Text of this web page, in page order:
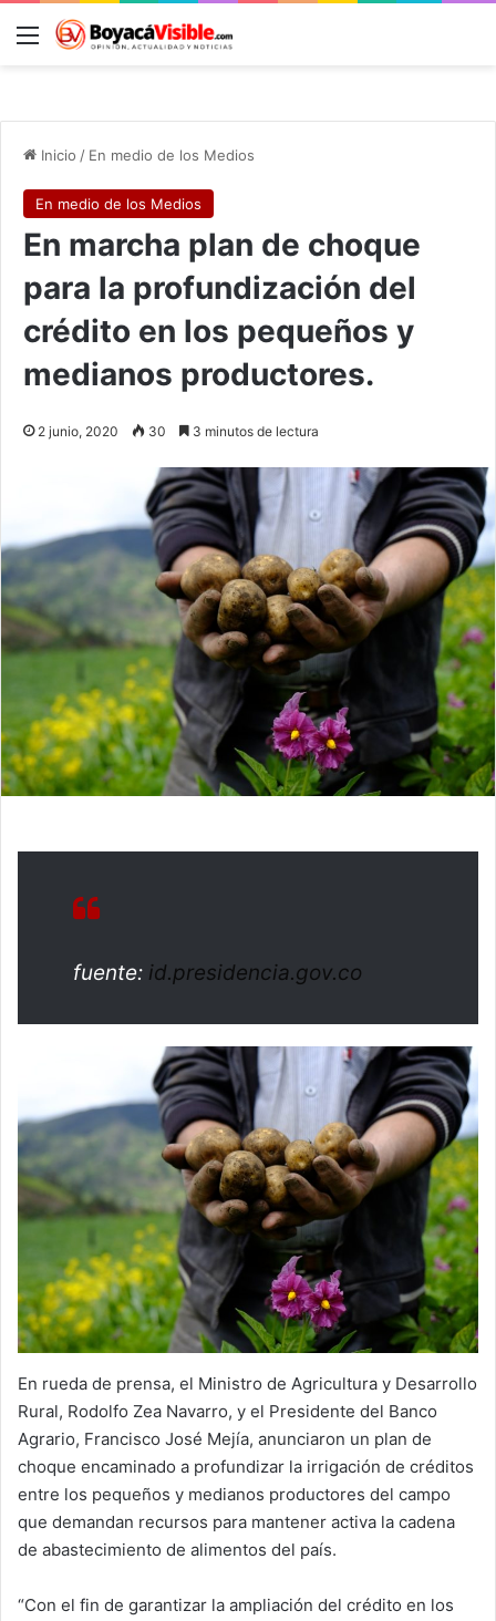
Menú
Inicio / En medio de los Medios
En medio de los Medios
En marcha plan de choque
para la profundización del
crédito en los pequeños y
medianos productores.
2 junio, 2020 30 3 minutos de lectura
fuente: id.presidencia.gov.co
En rueda de prensa, el Ministro de Agricultura y Desarrollo
Rural, Rodolfo Zea Navarro, y el Presidente del Banco
Agrario, Francisco José Mejía, anunciaron un plan de
choque encaminado a profundizar la irrigación de créditos
entre los pequeños y medianos productores del campo
que demandan recursos para mantener activa la cadena
de abastecimiento de alimentos del país.
“Con el fin de garantizar la ampliación del crédito en los